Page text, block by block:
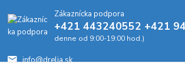
Zákaznícka podpora
+421 443240552 +421
denne od 9:00-19:00 hod.)
info@drelia.sk